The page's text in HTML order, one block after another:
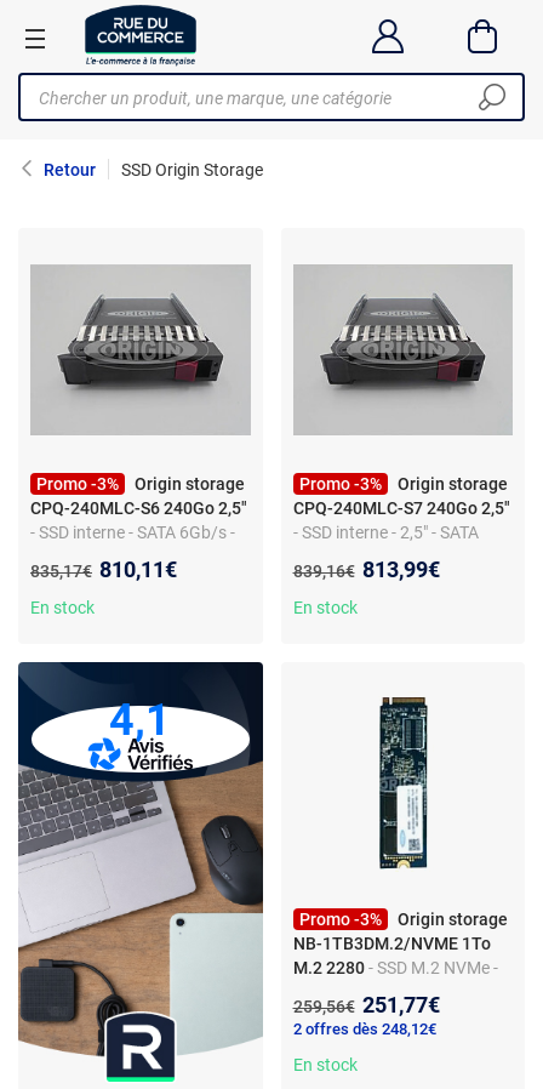
Retour SSD Origin Storage
Promo -3%
Origin storage
CPQ-240MLC-S6 240Go 2,5"
- SSD interne - SATA 6Gb/s -
- 300 Mo/s écriture - TRIM
Ancien prix :
835,17€ Nouveau prix :
810,11€
En stock
Promo -3%
Origin storage
CPQ-240MLC-S7 240Go 2,5"
- SSD interne - 2,5" - SATA
260 Mo/s écriture - flash
MLC
Ancien prix :
839,16€ Nouveau prix :
813,99€
En stock
4,1
Promo -3%
Origin storage
NB-1TB3DM.2/NVME 1To
M.2 2280 - SSD M.2 NVMe -
Mo/s lecture - 1900 Mo/s
écriture
Ancien prix :
259,56€ Nouveau prix :
251,77€
2 offres dès 248,12€
En stock